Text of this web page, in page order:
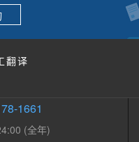
翻译
1661
(全年)